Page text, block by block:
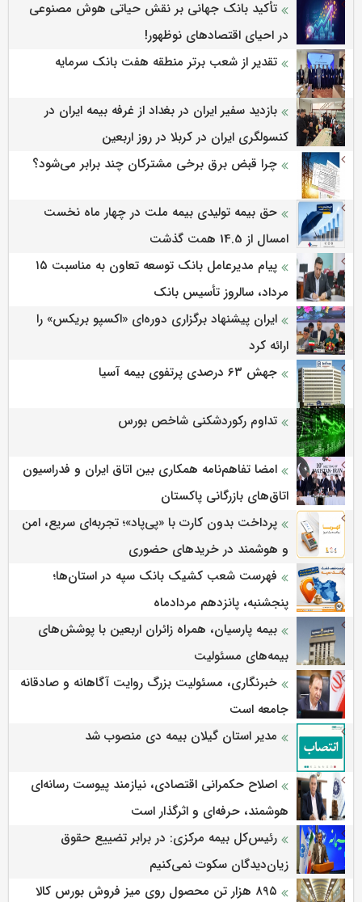
تأکید بانک جهانی بر نقش حیاتی هوش مصنوعی
در احیای اقتصادهای نوظهور!
تقدیر از شعب برتر منطقه هفت بانک سرمایه
بازدید سفیر ایران در بغداد از غرفه بیمه ایران در
کنسولگری ایران در کربلا در روز اربعین
چرا قبض برق برخی مشترکان چند برابر می‌شود؟
حق بیمه تولیدی بیمه ملت در چهار ماه نخست
امسال از 14.5 همت گذشت
پیام مدیرعامل بانک توسعه تعاون به مناسبت ۱۵
مرداد، سالروز تأسیس بانک
ایران پیشنهاد برگزاری دوره‌ای «اکسپو بریکس» را
ارائه کرد
جهش ۶۳ درصدی پرتفوی بیمه آسیا
تداوم رکوردشکنی شاخص بورس
امضا تفاهم‌نامه همکاری بین اتاق ایران و فدراسیون
اتاق‌های بازرگانی پاکستان
پرداخت بدون کارت با «پی‌پاد»؛ تجربه‌ای سریع، امن
و هوشمند در خریدهای حضوری
فهرست شعب کشیک بانک سپه در استان‌ها؛
پنجشنبه، پانزدهم مردادماه
بیمه پارسیان، همراه زائران اربعین با پوشش‌های
بیمه‌های مسئولیت
خبرنگاری، مسئولیت بزرگ روایت آگاهانه و صادقانه
جامعه است
مدیر استان گیلان بیمه دی منصوب شد
اصلاح حکمرانی اقتصادی، نیازمند پیوست رسانه‌ای
هوشمند، حرفه‌ای و اثرگذار است
رئیس‌کل بیمه مرکزی: در برابر تضییع حقوق
زیان‌دیدگان سکوت نمی‌کنیم
۸۹۵ هزار تن محصول روی میز فروش بورس کالا